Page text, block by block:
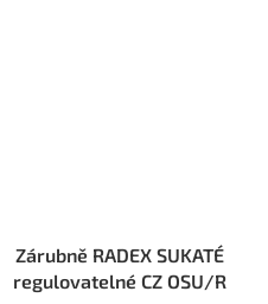
Zárubně RADEX SUKATÉ
regulovatelné CZ OSU/R